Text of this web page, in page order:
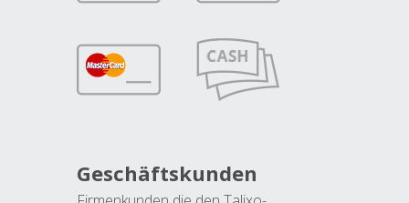
Geschäftskunden